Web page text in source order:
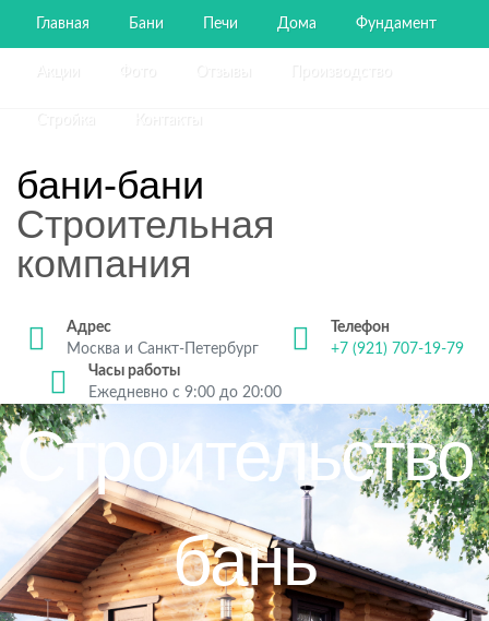
Главная Бани Печи Дома Фундамент
бани-бани
Строительная
компания
Адрес
Москва и Санкт-Петербург
Телефон
+7 (921) 707-19-79
Часы работы
Ежедневно с 9:00 до 20:00
Строительство
бань